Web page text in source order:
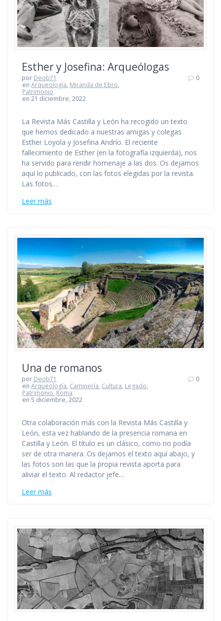
Esther y Josefina: Arqueólogas
por Deob71
enArqueología, Miranda de Ebro,
Patrimonio
en 21 diciembre, 2022
0
La Revista Más Castilla y León ha recogido un texto
que hemos dedicado a nuestras amigas y colegas
Esther Loyola y Josefina Andrío. El reciente
fallecimiento de Esther (en la fotografía izquierda), nos
ha servido para rendir homenaje a las dos. Os dejamos
aquí lo publicado, con las fotos elegidas por la revista.
Las fotos…
Leer más
Una de romanos
por Deob71
enArqueología, Caminería, Cultura, Legado,
Patrimonio, Roma
en 5 diciembre, 2022
0
Otra colaboración más con la Revista Más Castilla y
León, esta vez hablando de la presencia romana en
Castilla y León. El título es un clásico, como no podía
ser de otra manera. Os dejamos el texto aquí abajo, y
las fotos son las que la propia revista aporta para
aliviar el texto. Al redactor jefe…
Leer más